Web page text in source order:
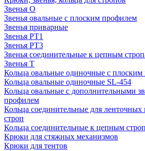
Звенья О
Звенья овальные с плоским профилем
Звенья приварные
Звенья РТ1
Звенья РТ3
Звенья соединительные к цепным
Звенья Т
Кольца овальные одиночные c
Кольца овальные одиночные SL-454
Кольца овальные с дополнительными
профилем
Кольца соединительные для
строп
Кольца соединительные к цепным
Крюки для стяжных механизмов
Крюки для тентов